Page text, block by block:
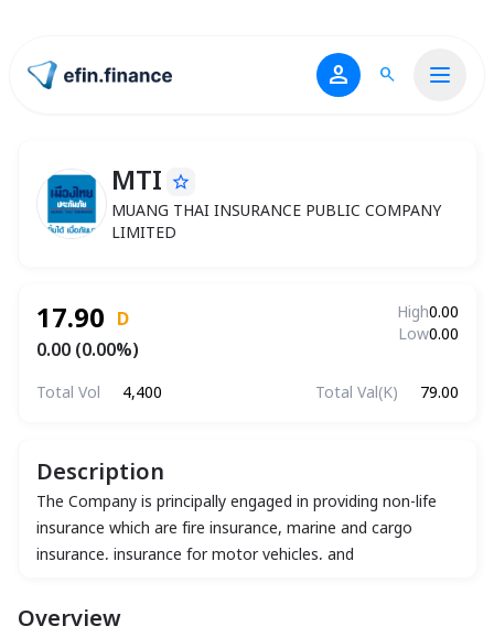
ไปหน้าแรก person search
MTI MUANG THAI INSURANCE PUBLIC
MTI star_border
MUANG THAI INSURANCE PUBLIC COMPANY
LIMITED
17.90 D
0.00 (0.00%)
High0.00
Low0.00
Total Vol 4,400 Total Val(K) 79.00
Description
The Company is principally engaged in providing non-life
insurance which are fire insurance, marine and cargo
insurance, insurance for motor vehicles, and
Overview